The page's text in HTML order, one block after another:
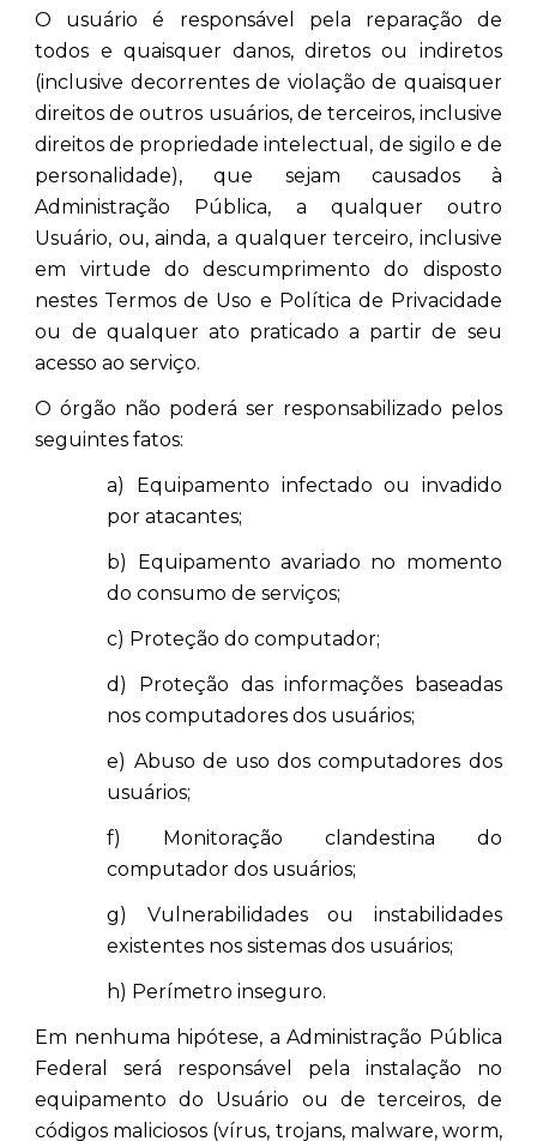
O usuário é responsável pela reparação de
todos e quaisquer danos, diretos ou indiretos
(inclusive decorrentes de violação de quaisquer
direitos de outros usuários, de terceiros, inclusive
direitos de propriedade intelectual, de sigilo e de
personalidade), que sejam causados à
Administração Pública, a qualquer outro
Usuário, ou, ainda, a qualquer terceiro, inclusive
em virtude do descumprimento do disposto
nestes Termos de Uso e Política de Privacidade
ou de qualquer ato praticado a partir de seu
acesso ao serviço.
O órgão não poderá ser responsabilizado pelos
seguintes fatos:
a) Equipamento infectado ou invadido
por atacantes;
b) Equipamento avariado no momento
do consumo de serviços;
c) Proteção do computador;
d) Proteção das informações baseadas
nos computadores dos usuários;
e) Abuso de uso dos computadores dos
usuários;
f) Monitoração clandestina do
computador dos usuários;
g) Vulnerabilidades ou instabilidades
existentes nos sistemas dos usuários;
h) Perímetro inseguro.
Em nenhuma hipótese, a Administração Pública
Federal será responsável pela instalação no
equipamento do Usuário ou de terceiros, de
códigos maliciosos (vírus, trojans, malware, worm,